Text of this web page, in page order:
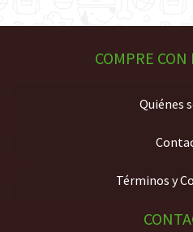
COMPRE
Quiénes
Términos y